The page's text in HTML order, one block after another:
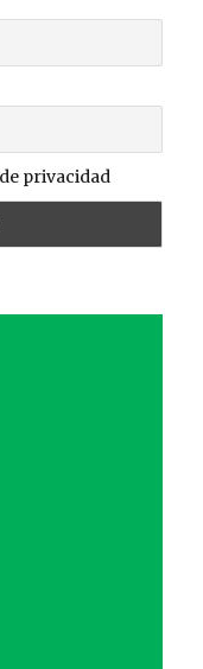
privacidad